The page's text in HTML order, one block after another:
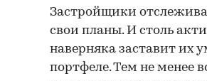
Застройщики
свои планы. И столь
наверняка заставит их
портфеле. Тем не менее